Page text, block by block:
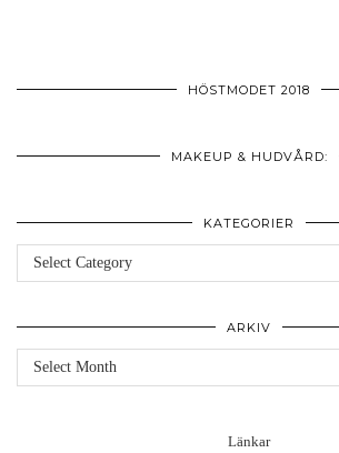
HÖSTMODET 2018
MAKEUP & HUDVÅRD:
KATEGORIER
Kategorier
ARKIV
Arkiv
Länkar